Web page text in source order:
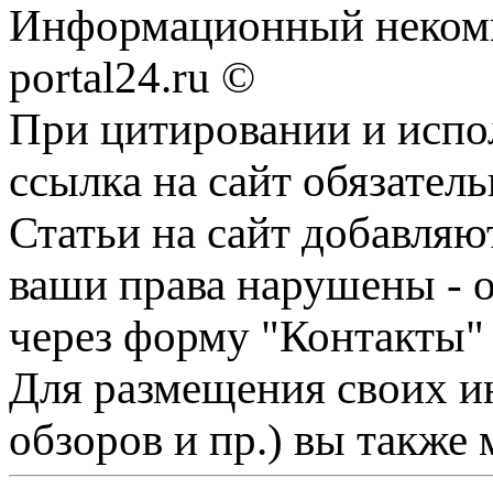
Информационный
portal24.ru ©
При цитировании и
ссылка на сайт
Статьи на сайт
ваши права нарушены -
через форму "Контакты"
Для размещения своих
обзоров и пр.) вы также